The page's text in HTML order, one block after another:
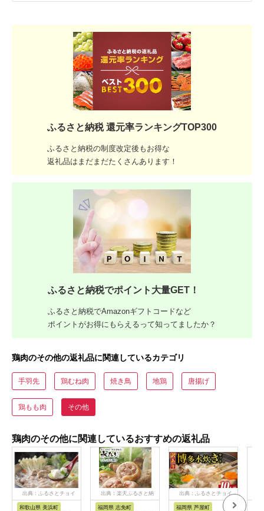
ふるさと納税 還元率ランキングTOP300
ふるさと納税の制度改定後もお得な
返礼品はまだまだたくさんあります！
ふるさと納税でポイント大量GET！
ふるさと納税でAmazonギフトコードなど
ポイントがお得にもらえるって知ってましたか？
鶏肉のその他の返礼品に関連しているカテゴリ
手羽先 鶏むね肉 焼き鳥 地鶏 唐揚げ
鶏もも肉 その他
鶏肉のその他に関連しているおすすめの返礼品
出典：ふるさとチョイ
ス
和歌山県 美浜町
出典：楽天ふるさと納
税
福岡県 志免町
出典：ふるさとチョイ
福岡県 芦屋町